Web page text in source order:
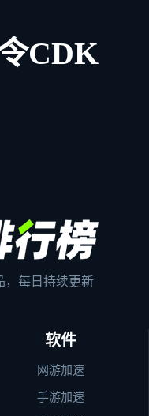
CDK
，每日持续更新
软件
网游加速
手游加速